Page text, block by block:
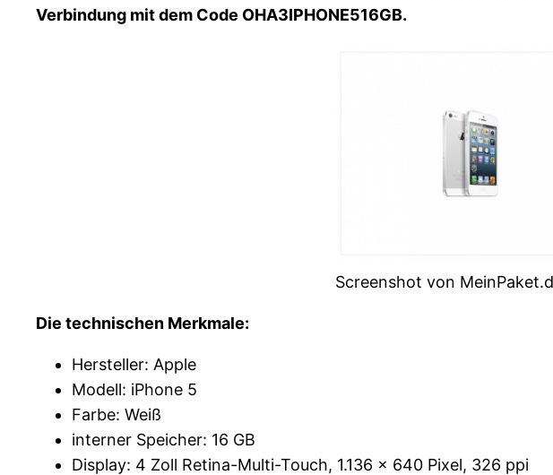
Verbindung mit dem Code OHA3IPHONE516GB.
Screenshot von
Die technischen Merkmale:
Hersteller: Apple
Modell: iPhone 5
Farbe: Weiß
interner Speicher: 16 GB
Display: 4 Zoll Retina-Multi-Touch, 1.136 x 640 Pixel, 326 ppi